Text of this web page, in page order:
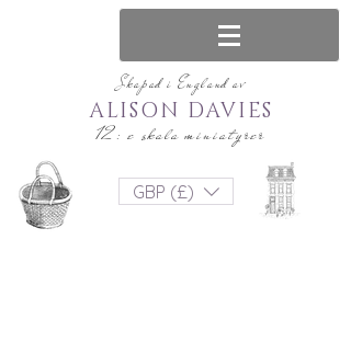
Skapad i England av
12: e skala miniatyrer
ALISON DAVIES
GBP (£)